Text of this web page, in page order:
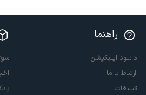
راهنما
دانلود اپلیکیشن
ارتباط با ما
تبلیغات